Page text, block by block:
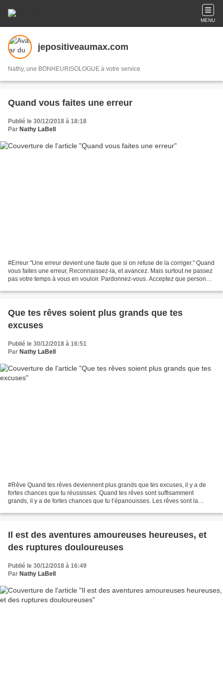
MENU
jepositiveaumax.com
Nathy, une BONHEURISOLOGUE à votre service
Quand vous faites une erreur
Publié le 30/12/2018 à 18:18
Par Nathy LaBell
#Erreur "Une erreur devient une faute que si on refuse de la corriger." Quand
vous faites une erreur, Reconnaissez-la, et avancez. Mais surtout ne passez
pas votre temps à vous en vouloir. Pardonnez-vous. Acceptez que personne
Que tes rêves soient plus grands que tes
excuses
Publié le 30/12/2018 à 16:51
Par Nathy LaBell
#Rêve Quand tes rêves deviennent plus grands que tes excuses, il y a de
fortes chances que tu réussisses. Quand tes rêves sont suffisamment
grands, il y a de fortes chances que tu t’épanouisses. Les rêves sont la
Il est des aventures amoureuses heureuses, et
des ruptures douloureuses
Publié le 30/12/2018 à 16:49
Par Nathy LaBell